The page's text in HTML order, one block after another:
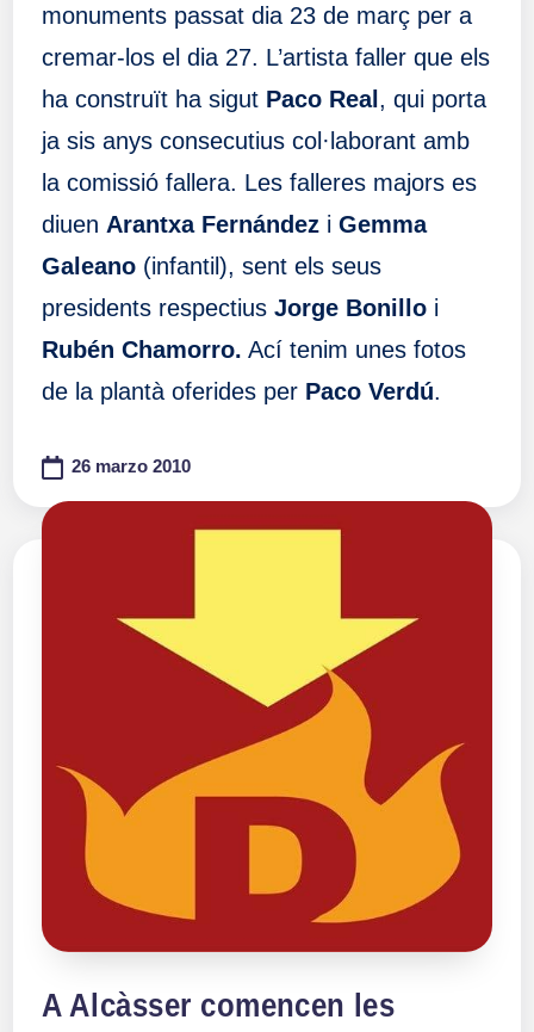
monuments passat dia 23 de març per a
cremar-los el dia 27. L’artista faller que els
ha construït ha sigut Paco Real , qui porta
ja sis anys consecutius col·laborant amb
la comissió fallera. Les falleres majors es
diuen Arantxa Fernández i Gemma
Galeano(infantil), sent els seus
presidents respectius Jorge Bonilloi
Rubén Chamorro. Ací tenim unes fotos
de la plantà oferides per Paco Verdú.
26 marzo 2010
A Alcàsser comencen les